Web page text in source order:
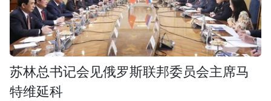
苏林总书记会见俄罗斯联邦委员会主席马
特维延科